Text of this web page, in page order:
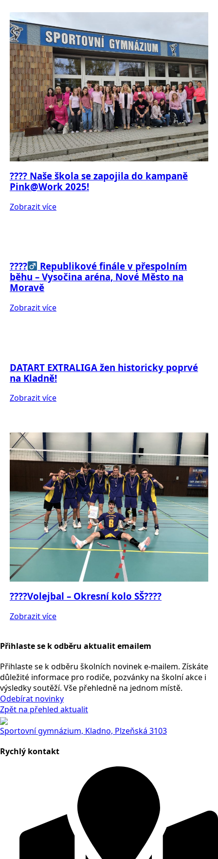
???? Naše škola se zapojila do kampaně
Pink@Work 2025!
Zobrazit více
????‍
Republikové finále v přespolním
běhu – Vysočina aréna, Nové Město na
Moravě
Zobrazit více
DATART EXTRALIGA žen historicky poprvé
na Kladně!
Zobrazit více
????Volejbal – Okresní kolo SŠ????
Zobrazit více
Přihlaste se k odběru aktualit emailem
Přihlaste se k odběru školních novinek e-mailem. Získáte
důležité informace pro rodiče, pozvánky na školní akce i
výsledky soutěží. Vše přehledně na jednom místě.
Odebírat novinky
Zpět na přehled aktualit
Sportovní gymnázium, Kladno, Plzeňská 3103
Rychlý kontakt